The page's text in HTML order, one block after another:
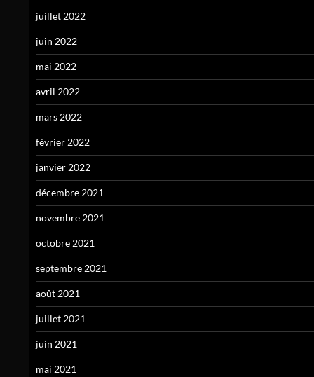
juillet 2022
juin 2022
mai 2022
avril 2022
mars 2022
février 2022
janvier 2022
décembre 2021
novembre 2021
octobre 2021
septembre 2021
août 2021
juillet 2021
juin 2021
mai 2021